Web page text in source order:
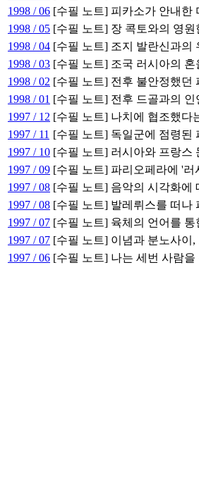
1998 / 06 [수필 노트] 피카소가 안내한
1998 / 05 [수필 노트] 장 콕토와의 영원
1998 / 04 [수필 노트] 조지 발란신과의
1998 / 03 [수필 노트] 조국 러시아의 혼
1998 / 02 [수필 노트] 전후 불안정했던
1998 / 01 [수필 노트] 전후 드골과의 인
1997 / 12 [수필 노트] 나치에 협조했다
1997 / 11 [수필 노트] 독일군에 점령된
1997 / 10 [수필 노트] 러시아와 프랑스
1997 / 09 [수필 노트] 파리오페라에 '러
1997 / 08 [수필 노트] 음악의 시각화에
1997 / 08 [수필 노트] 발레뤼스를 떠나
1997 / 07 [수필 노트] 육체의 언어를
1997 / 07 [수필 노트] 이념과 분노사이
1997 / 06 [수필 노트] 나는 세번 사람을